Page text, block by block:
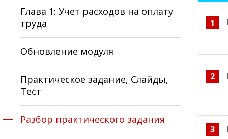
Глава 1: Учет расходов на оплату
труда
Обновление модуля
Практическое задание, Слайды,
Тест
Разбор практического задания
1
2
3